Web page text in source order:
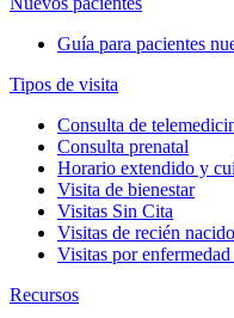
Guía para pacientes
Tipos de visita
Consulta de
Consulta prenatal
Horario extendido y
Visita de bienestar
Visitas Sin Cita
Visitas de recién
Visitas por
Recursos